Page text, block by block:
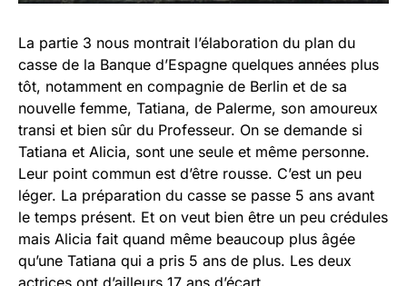
La partie 3 nous montrait l’élaboration du plan du
casse de la Banque d’Espagne quelques années plus
tôt, notamment en compagnie de Berlin et de sa
nouvelle femme, Tatiana, de Palerme, son amoureux
transi et bien sûr du Professeur. On se demande si
Tatiana et Alicia, sont une seule et même personne.
Leur point commun est d’être rousse. C’est un peu
léger. La préparation du casse se passe 5 ans avant
le temps présent. Et on veut bien être un peu crédules
mais Alicia fait quand même beaucoup plus âgée
qu’une Tatiana qui a pris 5 ans de plus. Les deux